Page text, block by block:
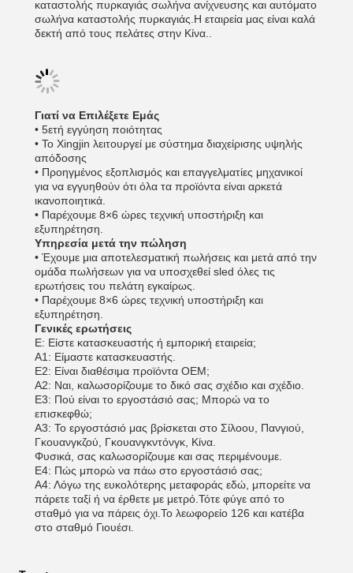
καταστολής πυρκαγιάς σωλήνα ανίχνευσης και αυτόματο
σωλήνα καταστολής πυρκαγιάς.Η εταιρεία μας είναι καλά
δεκτή από τους πελάτες στην Κίνα..
Γιατί να Επιλέξετε Εμάς
• 5ετή εγγύηση ποιότητας
• Το Xingjin λειτουργεί με σύστημα διαχείρισης υψηλής
απόδοσης
• Προηγμένος εξοπλισμός και επαγγελματίες μηχανικοί
για να εγγυηθούν ότι όλα τα προϊόντα είναι αρκετά
ικανοποιητικά.
• Παρέχουμε 8×6 ώρες τεχνική υποστήριξη και
εξυπηρέτηση.
Υπηρεσία μετά την πώληση
• Έχουμε μια αποτελεσματική πωλήσεις και μετά από την
ομάδα πωλήσεων για να υποσχεθεί sled όλες τις
ερωτήσεις του πελάτη εγκαίρως.
• Παρέχουμε 8×6 ώρες τεχνική υποστήριξη και
εξυπηρέτηση.
Γενικές ερωτήσεις
Ε: Είστε κατασκευαστής ή εμπορική εταιρεία;
Α1: Είμαστε κατασκευαστής.
Ε2: Είναι διαθέσιμα προϊόντα OEM;
Α2: Ναι, καλωσορίζουμε το δικό σας σχέδιο και σχέδιο.
Ε3: Πού είναι το εργοστάσιό σας; Μπορώ να το
επισκεφθώ;
Α3: Το εργοστάσιό μας βρίσκεται στο Σίλοου, Πανγιού,
Γκουανγκζού, Γκουανγκντόνγκ, Κίνα.
Φυσικά, σας καλωσορίζουμε και σας περιμένουμε.
Ε4: Πώς μπορώ να πάω στο εργοστάσιό σας;
Α4: Λόγω της ευκολότερης μεταφοράς εδώ, μπορείτε να
πάρετε ταξί ή να έρθετε με μετρό.Τότε φύγε από το
σταθμό για να πάρεις όχι.Το λεωφορείο 126 και κατέβα
στο σταθμό Γιουέσι.